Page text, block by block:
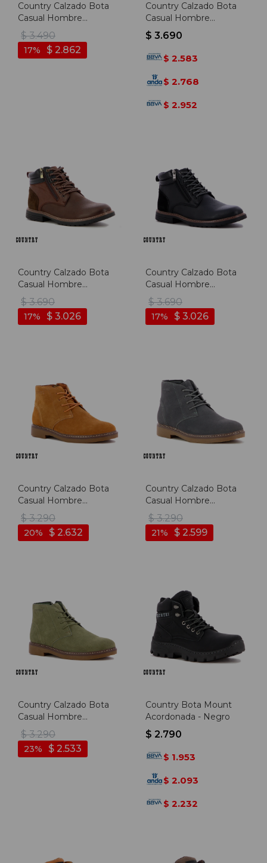
Country Calzado Bota
Casual Hombre
C/elastico - Negro -
Negro
$ 3.490
$ 2.862
17
Country Calzado Bota
Casual Hombre
Acordonado C/cierre -
Cafe - Cafe
$ 3.690
$ 2.583
$ 2.768
$ 2.952
Country Calzado Bota
Casual Hombre
Acordonado C/cierre -
Marron - Marron
$ 3.690
$ 3.026
17
Country Calzado Bota
Casual Hombre
Acordonado C/cierre -
Negro - Negro
$ 3.690
$ 3.026
17
Country Calzado Bota
Casual Hombre
Acordonado - Camel -
Camel
$ 3.290
$ 2.632
20
Country Calzado Bota
Casual Hombre
Acordonado - Gris - Gris
$ 3.290
$ 2.599
21
Country Calzado Bota
Casual Hombre
Acordonado - Kaki - Kaki
$ 3.290
$ 2.533
23
Country Bota Mount
Acordonada - Negro
$ 2.790
$ 1.953
$ 2.093
$ 2.232